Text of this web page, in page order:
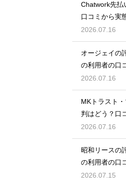
Chatwork先払
口コミから実
2026.07.16
オージェイの
の利用者の口
態検証
2026.07.16
MKトラスト
判はどう？口
検証！
2026.07.16
昭和リースの
の利用者の口
態検証
2026.07.15